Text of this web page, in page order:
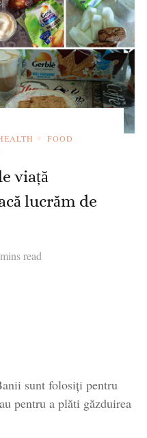
FOOD
viață
lucrăm de
read
sunt folosiți pentru
pentru a plăti găzduirea